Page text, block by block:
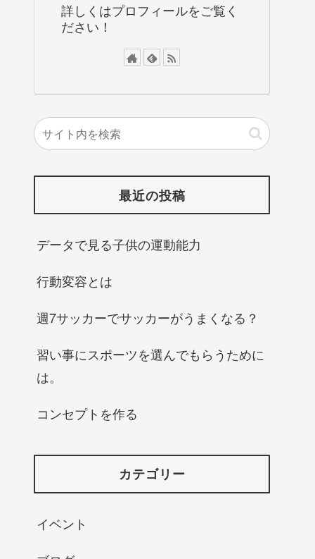
詳しくはプロフィールをご覧く
ださい！
最近の投稿
データで見る子供の運動能力
行動変容とは
週7サッカーでサッカーがうまくなる？
習い事にスポーツを選んでもらうために
は。
コンセプトを作る
カテゴリー
イベント